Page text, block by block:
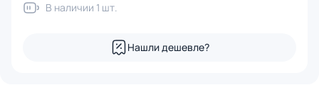
В наличии 1 шт.
Нашли дешевле?